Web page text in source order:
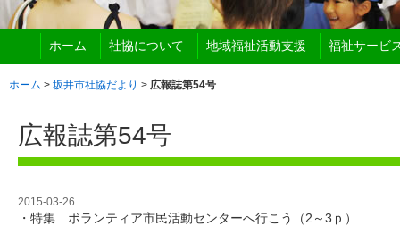
ホーム 社協について 地域福祉活動支援 福祉サービ
ホーム > 坂井市社協だより > 広報誌第54号
広報誌第54号
2015-03-26
・特集 ボランティア市民活動センターへ行こう（2～3ｐ）